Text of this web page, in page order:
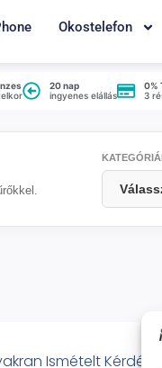
Okostelefon
20 nap
ingyenes elállás
0%
3
Ismételt Kérdések